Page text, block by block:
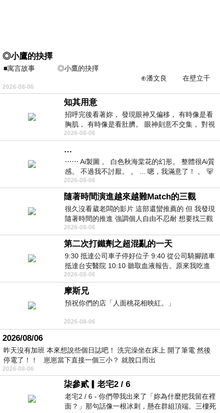
◎小鷹的抉擇
■寓言故事 ◎小鷹的抉擇
⊕潘文良 在壁立千
仞的懸崖上，有一座遮天蔽
2026-08-06
知其用意
招呼完後看著妳， 發現眼神又偏移， 有時像是看
胸肌， 有時像是看肚臍。 眼神刻意不交集， 對視
視線不對齊， 讓我很難不
2026-08-06
…
⋯⋯ Ai製圖 。 白色秋海棠花的幻形。 整體很Ai質
感。 不過我不討厭。 。 ... 嗯，我滿意了！ 。 🐻
昨中
2026-08-06
隨著時間演進越來越難Match的三觀
很久沒看葳老闆的影片 這部還蠻推薦的 但 我發現
隨著時間的推進 強調個人自由不忍耐 想要找三觀
接近的不要說對象 連朋友都超
2026-08-06
第二次打鐵劑之超混亂的一天
9:30 抵達公司車子停好位子 9:40 從公司騎腳踏車
抵達台安醫院 10:10 聽取血液報告。原來我吃進
去的 B12 彌可保並非沒有吸收而是超
2026-08-06
摩斯兄
預祝你們的店「人面桃花相映紅。」
2026-08-06
2026/08/06
昨天沒有加班 本來想說些個日誌吧！ 洗完澡坐在床上 開了筆電 然後
停電了！！ 崽崽當下直接一個三小？ 就脫口而出
2026-08-06
柒參貳▎老宅2 / 6
老宅2 / 6 - 你們帶我出來了「妳為什麼把我留在裡
面？」那句話像一根冰刺，懸在群組頂端。三樓死